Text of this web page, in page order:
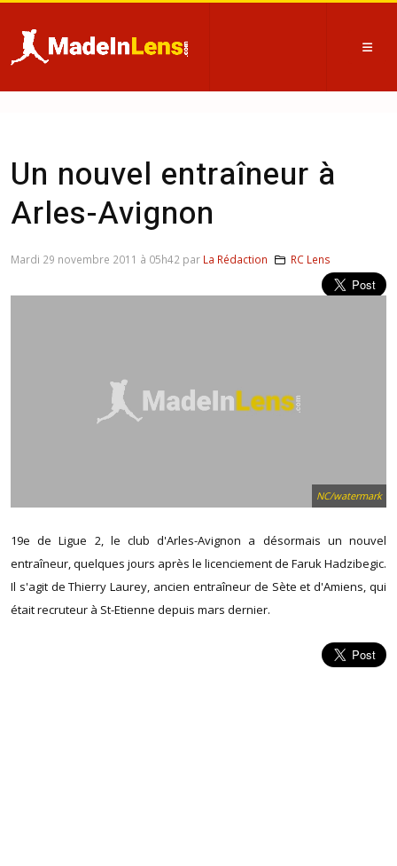
Un nouvel entraîneur à
Arles-Avignon
NC/watermark
19e de Ligue 2, le club d'Arles-Avignon a désormais un nouvel
entraîneur, quelques jours après le licenciement de Faruk Hadzibegic.
Il s'agit de Thierry Laurey, ancien entraîneur de Sète et d'Amiens, qui
était recruteur à St-Etienne depuis mars dernier.
Mardi 29 novembre 2011 à 05h42 par La Rédaction RC Lens